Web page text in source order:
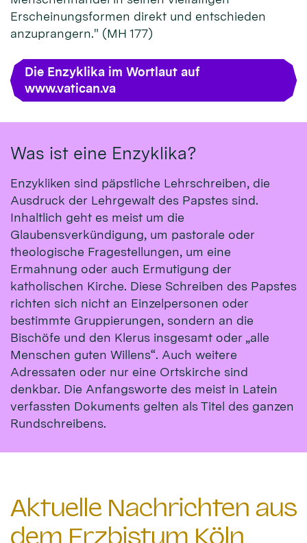
Erscheinungsformen direkt und entschieden
anzuprangern." (MH 177)
Die Enzyklika im Wortlaut auf
www.vatican.va
Was ist eine Enzyklika?
Enzykliken sind päpstliche Lehrschreiben, die
Ausdruck der Lehrgewalt des Papstes sind.
Inhaltlich geht es meist um die
Glaubensverkündigung, um pastorale oder
theologische Fragestellungen, um eine
Ermahnung oder auch Ermutigung der
katholischen Kirche. Diese Schreiben des Papstes
richten sich nicht an Einzelpersonen oder
bestimmte Gruppierungen, sondern an die
Bischöfe und den Klerus insgesamt oder „alle
Menschen guten Willens“. Auch weitere
Adressaten oder nur eine Ortskirche sind
denkbar. Die Anfangsworte des meist in Latein
verfassten Dokuments gelten als Titel des ganzen
Rundschreibens.
Aktuelle Nachrichten aus
dem Erzbistum Köln